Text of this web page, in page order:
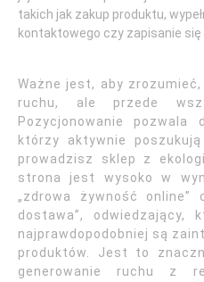
takich jak zakup produktu,
kontaktowego czy zapisanie się
Ważne jest, aby
ruchu, ale przede
Pozycjonowanie pozwala
którzy aktywnie
prowadzisz sklep z
strona jest wysoko w
„zdrowa żywność online”
dostawa”,
najprawdopodobniej są
produktów. Jest to
generowanie ruchu z